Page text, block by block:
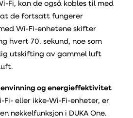
Fi, kan de også kobles til med
at de fortsatt fungerer
Wi-Fi-enhetene skifter
hvert 70. sekund, noe som
utskifting av gammel luft
og energieffektivitet
Fi- eller ikke-Wi-Fi-enheter, er
nøkkelfunksjon i DUKA One.